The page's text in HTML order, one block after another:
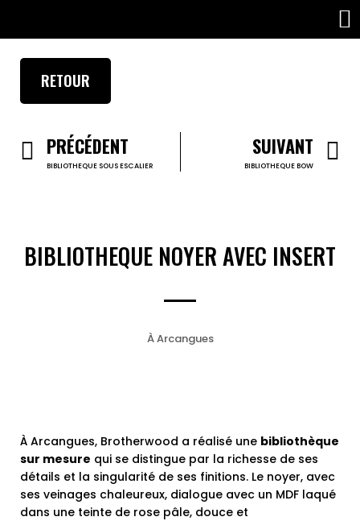
RETOUR
PRÉCÉDENT
BIBLIOTHEQUE SOUS ESCALIER
SUIVANT
BIBLIOTHEQUE BOW
BIBLIOTHEQUE NOYER AVEC INSERT
À Arcangues
À Arcangues, Brotherwood a réalisé une bibliothèque
sur mesure qui se distingue par la richesse de ses
détails et la singularité de ses finitions. Le noyer, avec
ses veinages chaleureux, dialogue avec un MDF laqué
dans une teinte de rose pâle, douce et